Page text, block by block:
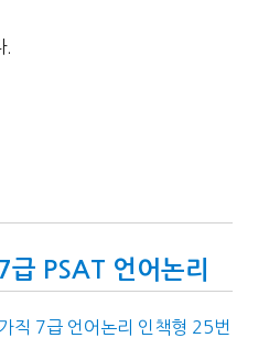
.
PSAT 언어논리
직 7급 언어논리 인책형 25번